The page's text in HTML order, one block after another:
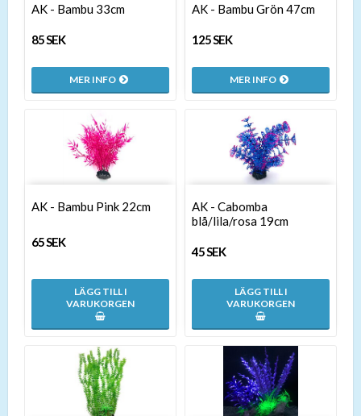
AK - Bambu 33cm
85 SEK
MER INFO
AK - Bambu Grön 47cm
125 SEK
MER INFO
AK - Bambu Pink 22cm
65 SEK
LÄGG TILL I
VARUKORGEN
AK - Cabomba
blå/lila/rosa 19cm
45 SEK
LÄGG TILL I
VARUKORGEN